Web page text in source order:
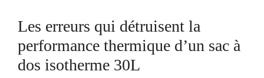
Les erreurs qui détruisent la
performance thermique d’un sac à
dos isotherme 30L